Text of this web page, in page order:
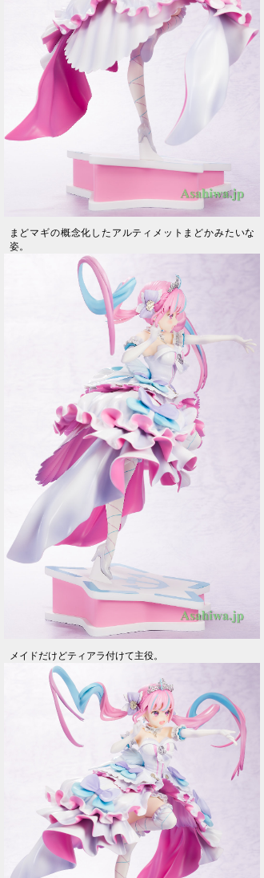
まどマギの概念化したアルティメットまどかみたいな
姿。
メイドだけどティアラ付けて主役。